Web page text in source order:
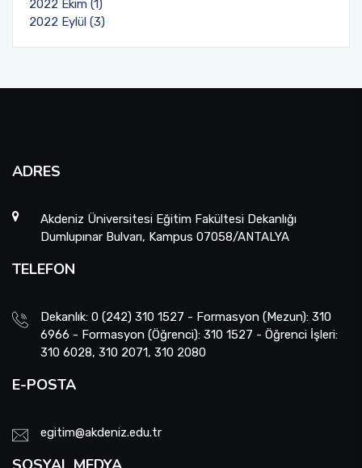
2022 Ekim (1)
2022 Eylül (3)
ADRES
Akdeniz Üniversitesi Eğitim Fakültesi Dekanlığı
Dumlupınar Bulvarı, Kampus 07058/ANTALYA
TELEFON
Dekanlık: 0 (242) 310 1527 - Formasyon (Mezun): 310
6966 - Formasyon (Öğrenci): 310 1527 - Öğrenci İşleri:
310 6028, 310 2071, 310 2080
E-POSTA
egitim@akdeniz.edu.tr